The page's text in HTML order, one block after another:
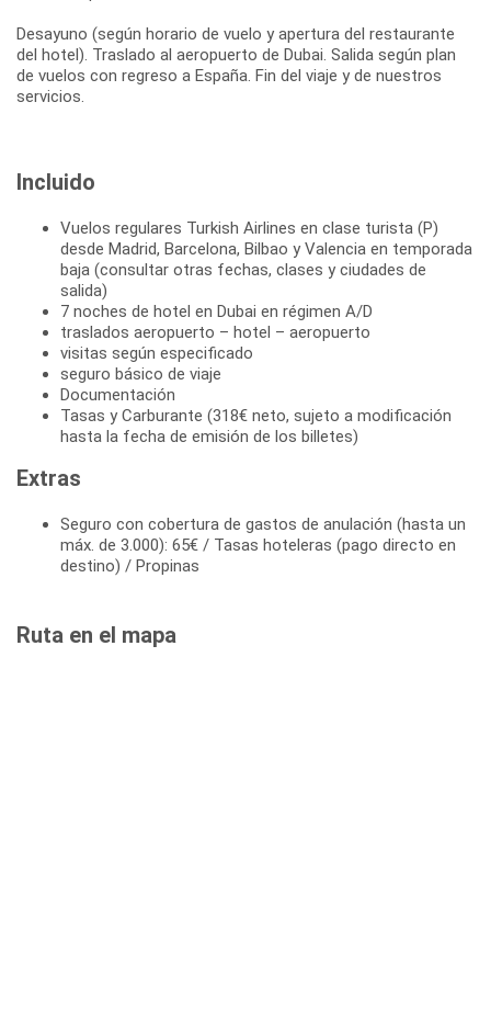
Desayuno (según horario de vuelo y apertura del restaurante
del hotel). Traslado al aeropuerto de Dubai. Salida según plan
de vuelos con regreso a España. Fin del viaje y de nuestros
servicios.
Incluido
Vuelos regulares Turkish Airlines en clase turista (P)
desde Madrid, Barcelona, Bilbao y Valencia en temporada
baja (consultar otras fechas, clases y ciudades de
salida)
7 noches de hotel en Dubai en régimen A/D
traslados aeropuerto – hotel – aeropuerto
visitas según especificado
seguro básico de viaje
Documentación
Tasas y Carburante (318€ neto, sujeto a modificación
hasta la fecha de emisión de los billetes)
Extras
Seguro con cobertura de gastos de anulación (hasta un
máx. de 3.000): 65€ / Tasas hoteleras (pago directo en
destino) / Propinas
Ruta en el mapa